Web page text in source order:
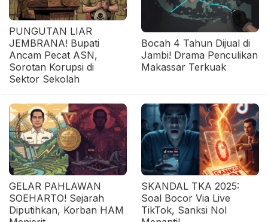
PUNGUTAN LIAR
JEMBRANA! Bupati
Ancam Pecat ASN,
Sorotan Korupsi di
Sektor Sekolah
Bocah 4 Tahun Dijual di
Jambi! Drama Penculikan
Makassar Terkuak
GELAR PAHLAWAN
SOEHARTO! Sejarah
Diputihkan, Korban HAM
SKANDAL TKA 2025:
Soal Bocor Via Live
TikTok, Sanksi Nol